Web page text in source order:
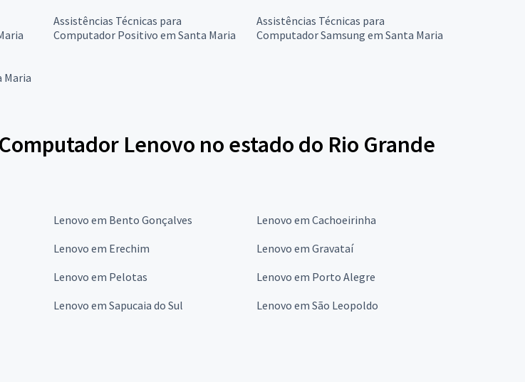
Assistências Técnicas para
Computador Positivo em Santa Maria
Assistências Técnicas para
Computador Samsung em Santa Maria
Maria
Lenovo no estado do Rio Grande
Lenovo em Bento Gonçalves
Lenovo em Cachoeirinha
Lenovo em Erechim
Lenovo em Gravataí
Lenovo em Pelotas
Lenovo em Porto Alegre
Lenovo em Sapucaia do Sul
Lenovo em São Leopoldo